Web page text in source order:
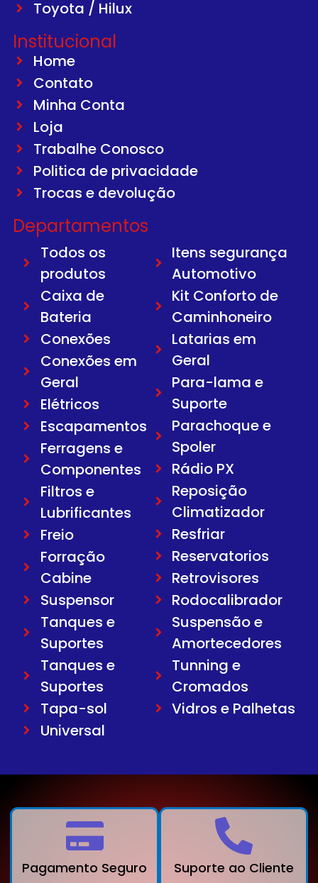
Toyota / Hilux
Institucional
Home
Contato
Minha Conta
Loja
Trabalhe Conosco
Politica de privacidade
Trocas e devolução
Departamentos
Todos os
produtos
Caixa de
Bateria
Conexões
Conexões em
Geral
Elétricos
Escapamentos
Ferragens e
Componentes
Filtros e
Lubrificantes
Freio
Forração
Cabine
Suspensor
Tanques e
Suportes
Tanques e
Suportes
Tapa-sol
Universal
Itens segurança
Automotivo
Kit Conforto de
Caminhoneiro
Latarias em
Geral
Para-lama e
Suporte
Parachoque e
Spoler
Rádio PX
Reposição
Climatizador
Resfriar
Reservatorios
Retrovisores
Rodocalibrador
Suspensão e
Amortecedores
Tunning e
Cromados
Vidros e Palhetas
Pagamento Seguro Suporte ao Cliente